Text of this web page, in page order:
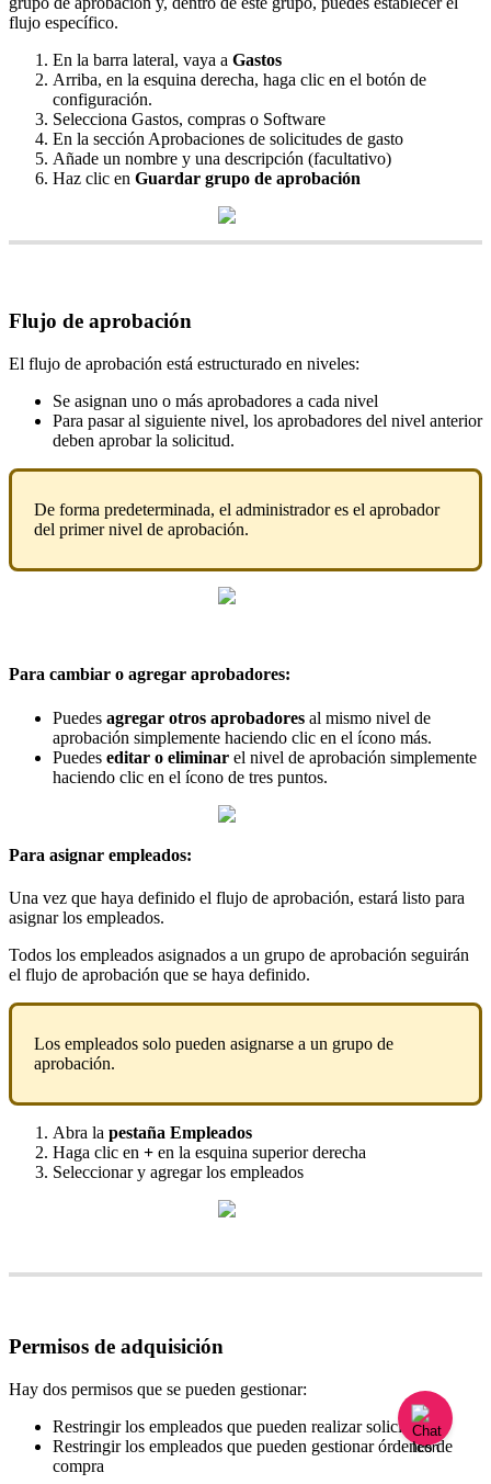
flujo específico.
En la barra lateral, vaya a Gastos
Arriba, en la esquina derecha, haga clic en el botón de
configuración.
Selecciona Gastos, compras o Software
En la sección Aprobaciones de solicitudes de gasto
Añade un nombre y una descripción (facultativo)
Haz clic en Guardar grupo de aprobación
Flujo de aprobación
El flujo de aprobación está estructurado en niveles:
Se asignan uno o más aprobadores a cada nivel
Para pasar al siguiente nivel, los aprobadores del nivel anterior
deben aprobar la solicitud.
De forma predeterminada, el administrador es el aprobador
del primer nivel de aprobación.
Para cambiar o agregar aprobadores:
Puedes agregar otros aprobadores al mismo nivel de
aprobación simplemente haciendo clic en el ícono más.
Puedes editar o eliminar el nivel de aprobación simplemente
haciendo clic en el ícono de tres puntos.
Para asignar empleados:
Una vez que haya definido el flujo de aprobación, estará listo para
asignar los empleados.
Todos los empleados asignados a un grupo de aprobación seguirán
el flujo de aprobación que se haya definido.
Los empleados solo pueden asignarse a un grupo de
aprobación.
Abra la pestaña Empleados
Haga clic en + en la esquina superior derecha
Seleccionar y agregar los empleados
Permisos de adquisición
Hay dos permisos que se pueden gestionar:
Restringir los empleados que pueden realizar solicitudes
Restringir los empleados que pueden gestionar órdenes de
compra